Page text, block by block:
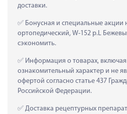
доставки.
Бонусная и специальные акции
ортопедический, W-152 р.L
сэкономить.
Информация о товарах,
ознакомительный характер и не
офертой согласно статье 437
Российской Федерации.
Доставка рецептурных